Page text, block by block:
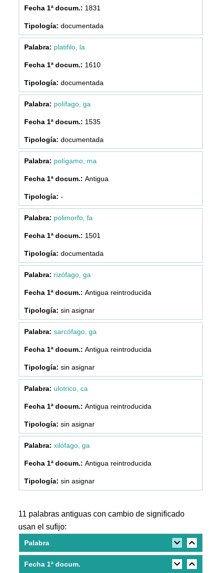
1831
documentada
platifilo, la
1610
documentada
polífago, ga
1535
documentada
polígamo, ma
Antigua
-
polimorfo, fa
1501
documentada
rizófago, ga
Antigua reintroducida
sin asignar
sarcófago, ga
Antigua reintroducida
sin asignar
ulotrico, ca
Antigua reintroducida
sin asignar
xilófago, ga
Antigua reintroducida
sin asignar
11 palabras antiguas con cambio de significado
usan el sufijo:
Palabra
Fecha 1ª docum.